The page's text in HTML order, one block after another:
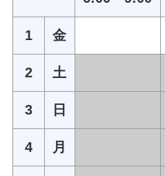
1 金
2 土
3 日
4 月